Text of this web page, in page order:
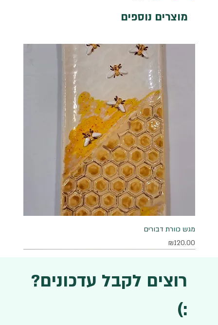
מוצרים נוספים
מגש כוורת דבורים
מחיר
₪120.00
רוצים לקבל עדכונים?
:)